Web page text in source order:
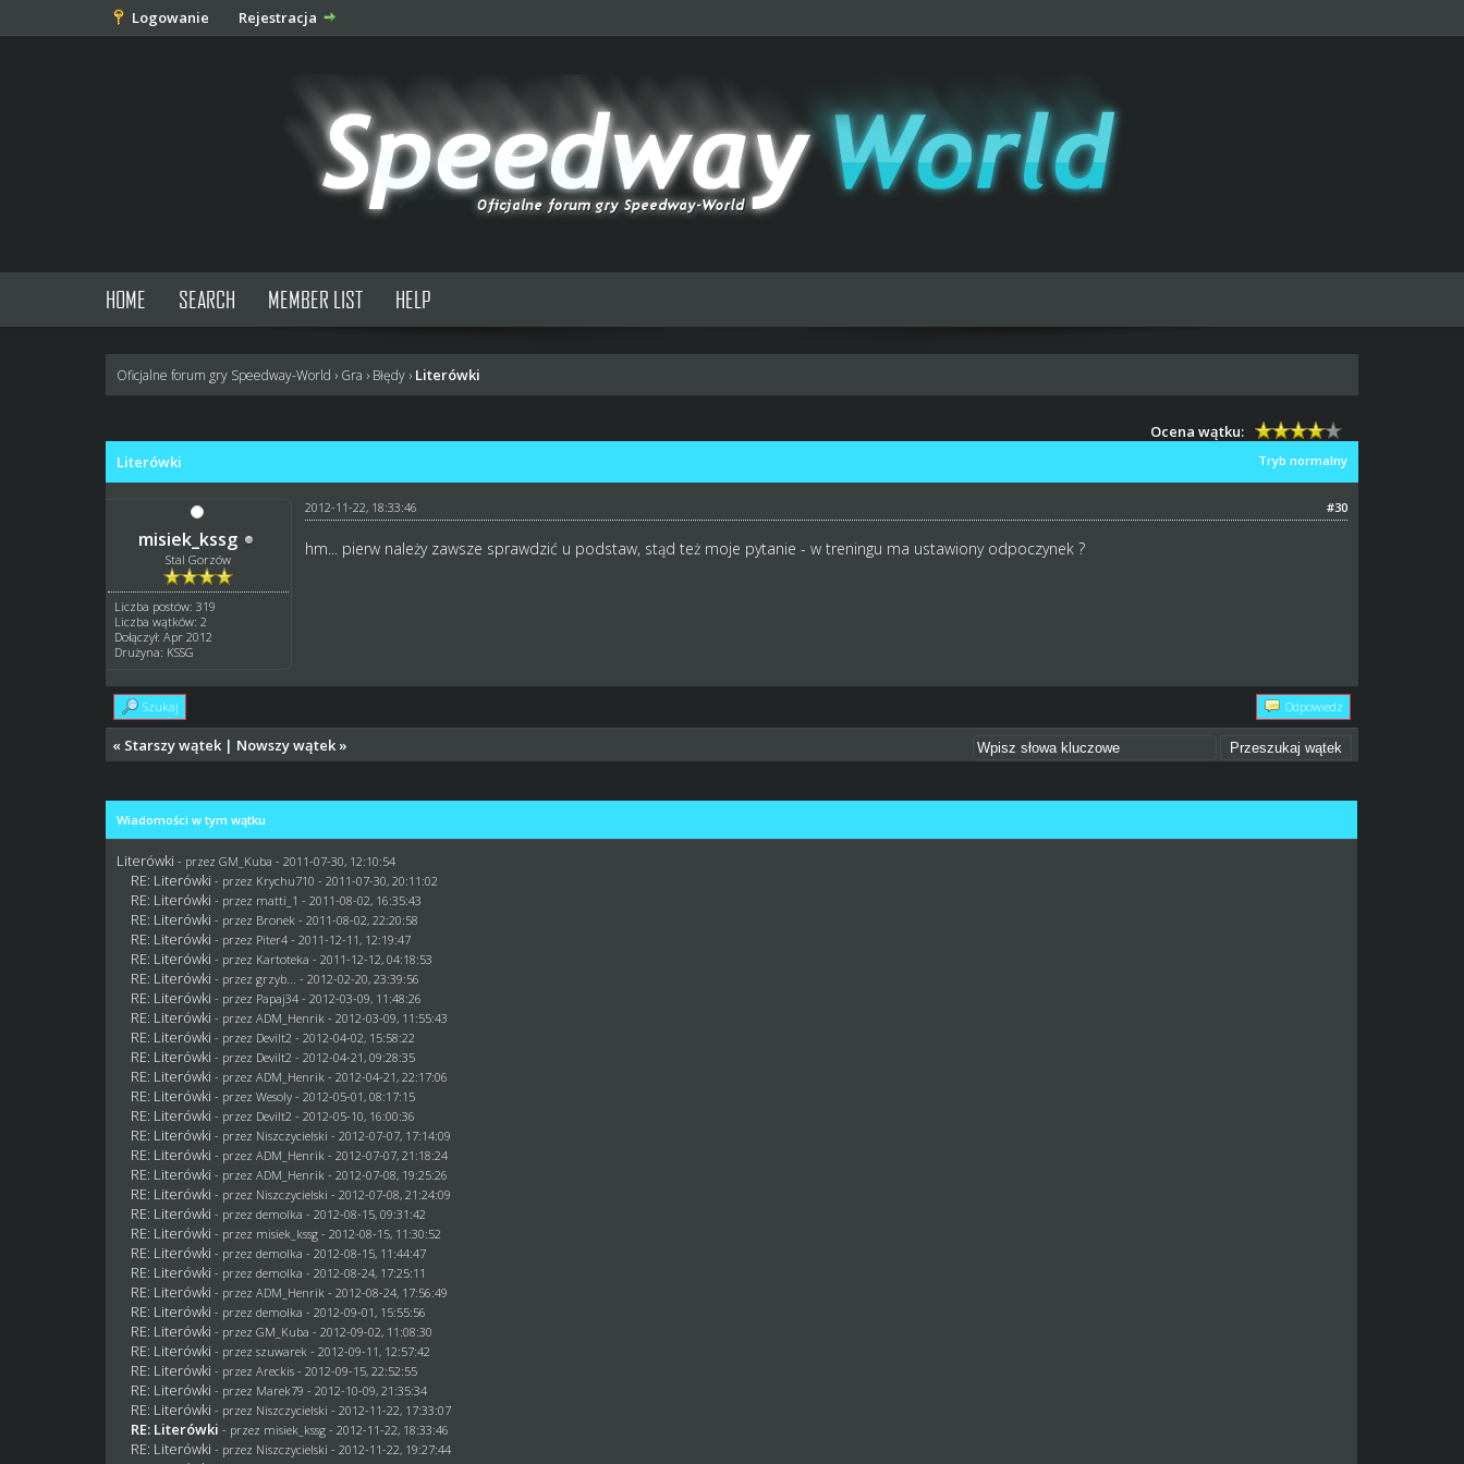
Logowanie Rejestracja
HOME SEARCH MEMBER LIST HELP
Oficjalne forum gry Speedway-World › Gra › Błędy › Literówki
Ocena wątku:
Tryb normalny
Literówki
misiek_kssg
Stal Gorzów
Liczba postów: 319
Liczba wątków: 2
Dołączył: Apr 2012
Drużyna: KSSG
#30
2012-11-22, 18:33:46
hm... pierw należy zawsze sprawdzić u podstaw, stąd też moje pytanie - w treningu ma ustawiony odpoczynek ?
Szukaj Odpowiedz
« Starszy wątek | Nowszy wątek »
Wiadomości w tym wątku
Literówki - przezGM_Kuba - 2011-07-30, 12:10:54
RE: Literówki - przez Krychu710 - 2011-07-30, 20:11:02
RE: Literówki - przez matti_1 - 2011-08-02, 16:35:43
RE: Literówki - przez Bronek - 2011-08-02, 22:20:58
RE: Literówki - przez Piter4 - 2011-12-11, 12:19:47
RE: Literówki - przez Kartoteka - 2011-12-12, 04:18:53
RE: Literówki - przezgrzyb... - 2012-02-20, 23:39:56
RE: Literówki - przez Papaj34 - 2012-03-09, 11:48:26
RE: Literówki - przezADM_Henrik - 2012-03-09, 11:55:43
RE: Literówki - przez Devilt2 - 2012-04-02, 15:58:22
RE: Literówki - przez Devilt2 - 2012-04-21, 09:28:35
RE: Literówki - przezADM_Henrik - 2012-04-21, 22:17:06
RE: Literówki - przezWesoly - 2012-05-01, 08:17:15
RE: Literówki - przez Devilt2 - 2012-05-10, 16:00:36
RE: Literówki - przez Niszczycielski - 2012-07-07, 17:14:09
RE: Literówki - przezADM_Henrik - 2012-07-07, 21:18:24
RE: Literówki - przezADM_Henrik - 2012-07-08, 19:25:26
RE: Literówki - przez Niszczycielski - 2012-07-08, 21:24:09
RE: Literówki - przezdemolka - 2012-08-15, 09:31:42
RE: Literówki - przez misiek_kssg - 2012-08-15, 11:30:52
RE: Literówki - przezdemolka - 2012-08-15, 11:44:47
RE: Literówki - przezdemolka - 2012-08-24, 17:25:11
RE: Literówki - przezADM_Henrik - 2012-08-24, 17:56:49
RE: Literówki - przezdemolka - 2012-09-01, 15:55:56
RE: Literówki - przezGM_Kuba - 2012-09-02, 11:08:30
RE: Literówki - przezszuwarek - 2012-09-11, 12:57:42
RE: Literówki - przez Areckis - 2012-09-15, 22:52:55
RE: Literówki - przez Marek79 - 2012-10-09, 21:35:34
RE: Literówki - przez Niszczycielski - 2012-11-22, 17:33:07
RE: Literówki - przez misiek_kssg - 2012-11-22, 18:33:46
RE: Literówki - przez Niszczycielski - 2012-11-22, 19:27:44